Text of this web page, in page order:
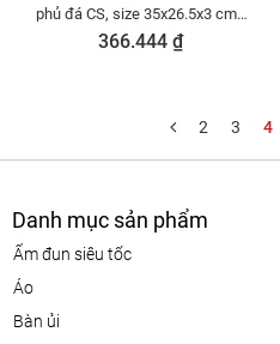
phủ đá CS, size 35x26.5x3 cm -
065362
366.444 ₫
2 3 4
Danh mục sản phẩm
ấm đun siêu tốc
áo
bàn ủi